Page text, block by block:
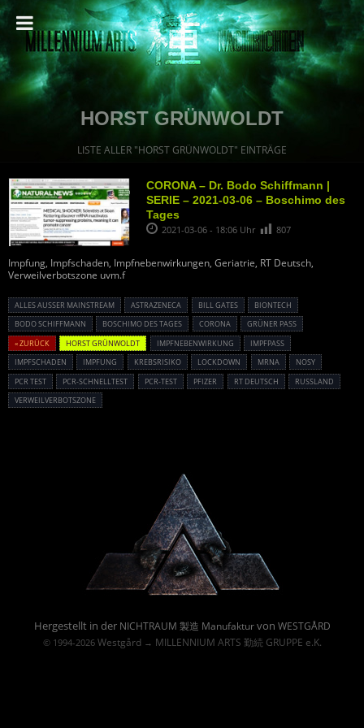
HORST GRÜNWOLDT
LISTE ALLER "HORST GRÜNWOLDT" EINTRÄGE
CORONA – Dr. Bodo Schiffmann |
SERIE – 2021-03-06 – Boschimo des
Tages
2021-03-06 - 18:06 Uhr 807
Impfung, Impfschaden, Impfnebenwirkungen, Geriatrie, RT Deutsch,
Verweilverbotszone uvm.f
ALLES AUSSER MAINSTREAM ASTRAZENECA BILL GATES
BIONTECH
BODO SCHIFFMANN
BOSCHIMO DES TAGES CORONA
GRÜNER PASS
« ZURÜCK
HORST GRÜNWOLDT IMPFNEBENWIRKUNG
IMPFPASS
IMPFSCHADEN
IMPFUNG KREBSRISIKO LOCKDOWN MRNA
NOSY
PCR TEST
PCR-SCHNELLTEST PCR-TEST PFIZER RT DEUTSCH
RUSSLAND
VERWEILVERBOTSZONE
Hergestellt in der NICHTRAUM 製造 Manufakturvon WESTGÅRD
© 1994-2026 Westgård→ MILLENNIUM ARTS 勤続 GRUPPE e.K.
Powered By :